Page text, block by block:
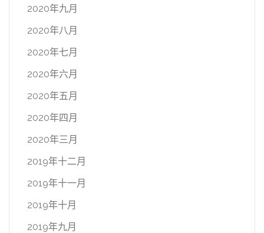
2020年九月
2020年八月
2020年七月
2020年六月
2020年五月
2020年四月
2020年三月
2019年十二月
2019年十一月
2019年十月
2019年九月